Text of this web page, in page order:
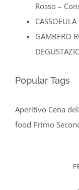
Rosso –
CASSOEULA
GAMBERO
Popular Tags
Aperitivo Cena
food Primo